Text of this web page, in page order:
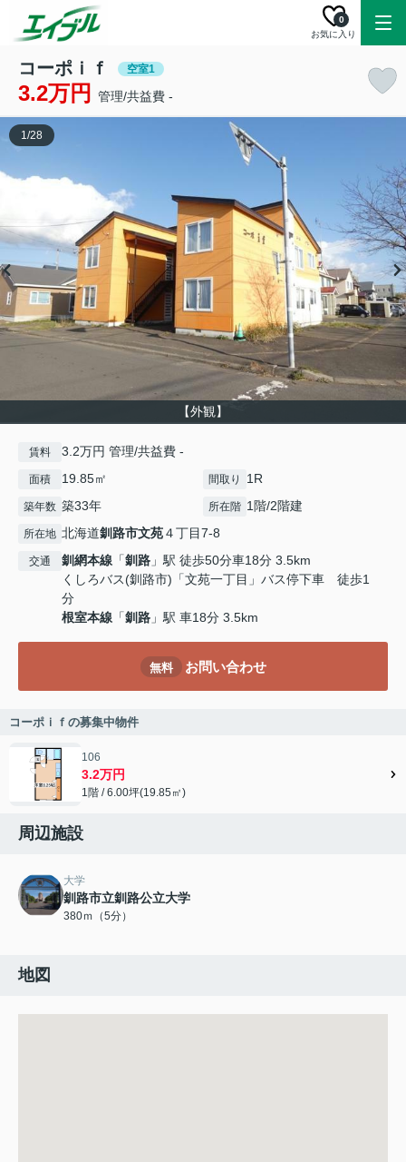
お気に入り
0
コーポｉｆ 空室1
3.2万円 管理/共益費 -
【外観】
1/28
賃料 3.2万円 管理/共益費 -
面積 19.85㎡ 間取り 1R
築年数 築33年 所在階 1階/2階建
所在地 北海道釧路市文苑４丁目7-8
交通 釧網本線 「釧路 」駅 徒歩50分車18分 3.5km
くしろバス(釧路市)「文苑一丁目」バス停下車 徒歩1
分
根室本線 「釧路 」駅 車18分 3.5km
無料 お問い合わせ
コーポｉｆの募集中物件
106
3.2万円
1階 / 6.00坪(19.85㎡)
周辺施設
大学
釧路市立釧路公立大学
380ｍ（5分）
地図